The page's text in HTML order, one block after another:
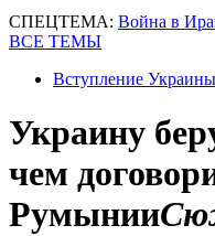
СПЕЦТЕМА: Война в
ВСЕ ТЕМЫ
Вступление
Украину
чем
Румынии